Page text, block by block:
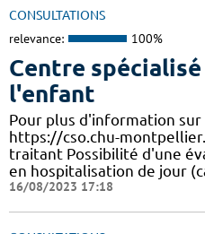
CONSULTATIONS
relevance: 100%
Centre
l'enfant
Pour plus d'information
https://cso.chu-
traitant Possibilité d'une
en hospitalisation de jour
16/08/2023 17:18